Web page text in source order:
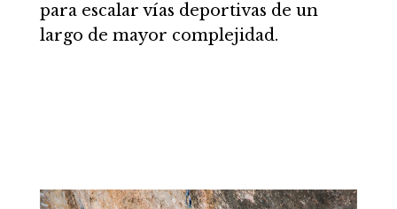
para escalar vías deportivas de un
largo de mayor complejidad.